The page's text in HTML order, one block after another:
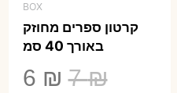
BOX
קרטון ספרים מחוזק
באורך 40 סמ
7₪
המחיר
6 ₪